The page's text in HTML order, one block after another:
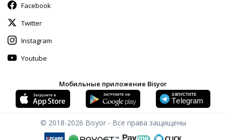
Facebook
Twitter
Instagram
Youtube
Мобильные приложение Bisyor
© 2018-2026 Bisyor - Все права защищены